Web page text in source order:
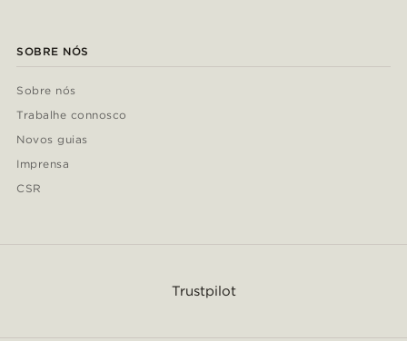
SOBRE NÓS
Sobre nós
Trabalhe connosco
Novos guias
Imprensa
CSR
Trustpilot